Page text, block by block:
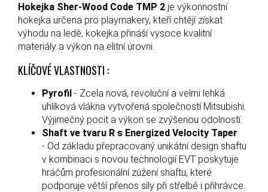
Hokejka Sher-Wood Code TMP 2 je výkonnostní
hokejka určena pro playmakery, kteří chtějí získat
výhodu na ledě, kokejka přináší vysoce kvalitní
materiály a výkon na elitní úrovni.
KLÍČOVÉ VLASTNOSTI :
Pyrofil - Zcela nová, revoluční a velmi lehká
uhlíková vlákna vytvořená společností Mitsubishi.
Výjimečný pocit a výkon se zvýšenou odolností.
Shaft ve tvaru R s Energized Velocity Taper
- Od základu přepracovaný unikátní design shaftu
v kombinaci s novou technologií EVT poskytuje
hráčům profesionální zúžení shaftu, které
podporuje větší přenos síly při střelbě i přihrávce.